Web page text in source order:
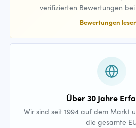
verifizierten Bewertungen bei
Bewertungen
Über 30 Jahre
Wir sind seit 1994 auf dem Markt
die gesamte